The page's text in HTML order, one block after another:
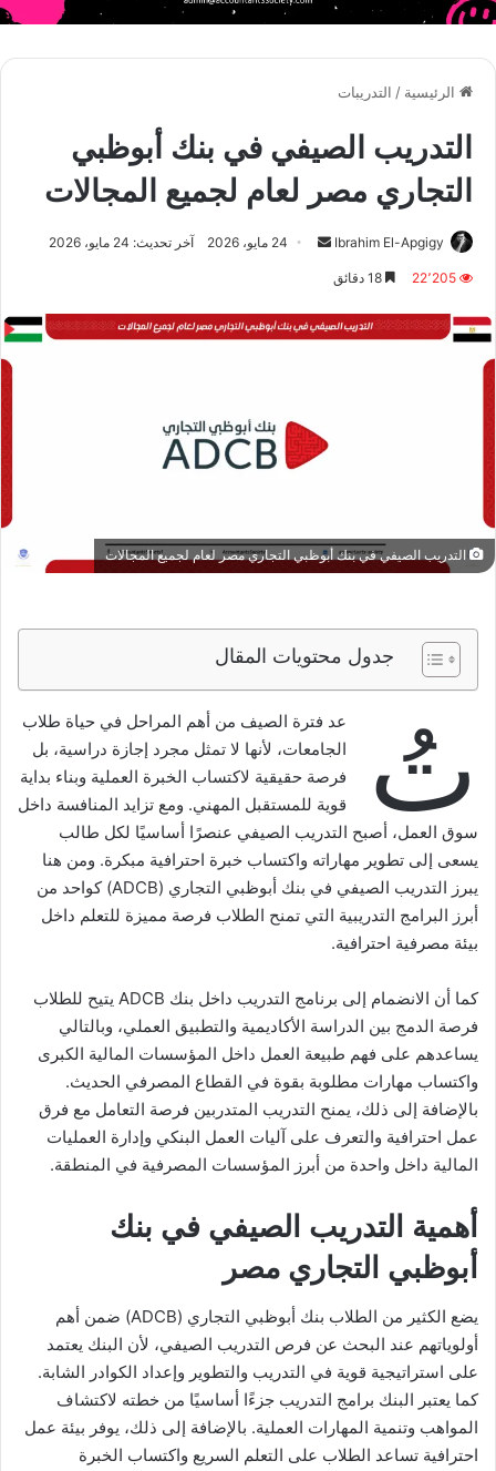
الرئيسية / التدريبات
التدريب الصيفي في بنك أبوظبي
التجاري مصر لعام لجميع المجالات
Ibrahim El-Apgigy
أرسل 24 مايو، 2026 آخر تحديث: 24 مايو، 2026
22٬205
التدريب الصيفي في بنك أبوظبي التجاري مصر لعام لجميع المجالات
جدول محتويات المقال
تُ
عد فترة الصيف من أهم المراحل في حياة طلاب
الجامعات، لأنها لا تمثل مجرد إجازة دراسية، بل
فرصة حقيقية لاكتساب الخبرة العملية وبناء بداية
قوية للمستقبل المهني. ومع تزايد المنافسة داخل
سوق العمل، أصبح التدريب الصيفي عنصرًا أساسيًا لكل طالب
يسعى إلى تطوير مهاراته واكتساب خبرة احترافية مبكرة. ومن هنا
يبرز التدريب الصيفي في بنك أبوظبي التجاري (ADCB) كواحد من
أبرز البرامج التدريبية التي تمنح الطلاب فرصة مميزة للتعلم داخل
بيئة مصرفية احترافية.
كما أن الانضمام إلى برنامج التدريب داخل بنك ADCB يتيح للطلاب
فرصة الدمج بين الدراسة الأكاديمية والتطبيق العملي، وبالتالي
يساعدهم على فهم طبيعة العمل داخل المؤسسات المالية الكبرى
واكتساب مهارات مطلوبة بقوة في القطاع المصرفي الحديث.
بالإضافة إلى ذلك، يمنح التدريب المتدربين فرصة التعامل مع فرق
عمل احترافية والتعرف على آليات العمل البنكي وإدارة العمليات
المالية داخل واحدة من أبرز المؤسسات المصرفية في المنطقة.
أهمية التدريب الصيفي في بنك
أبوظبي التجاري مصر
يضع الكثير من الطلاب بنك أبوظبي التجاري (ADCB) ضمن أهم
أولوياتهم عند البحث عن فرص التدريب الصيفي، لأن البنك يعتمد
على استراتيجية قوية في التدريب والتطوير وإعداد الكوادر الشابة.
كما يعتبر البنك برامج التدريب جزءًا أساسيًا من خطته لاكتشاف
المواهب وتنمية المهارات العملية. بالإضافة إلى ذلك، يوفر بيئة عمل
احترافية تساعد الطلاب على التعلم السريع واكتساب الخبرة